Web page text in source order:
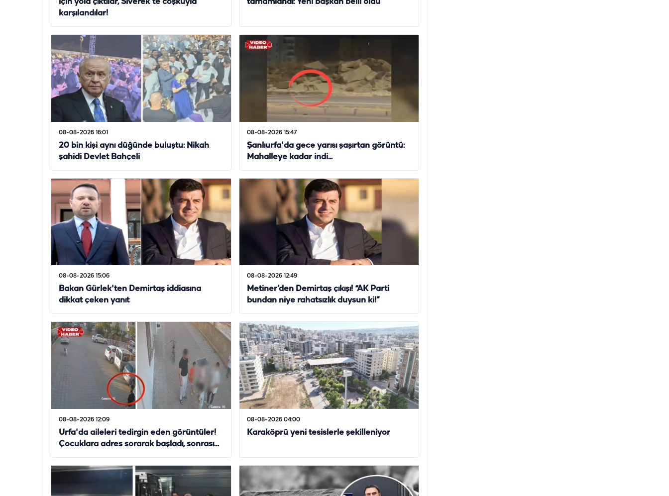
için yola çıktılar, Siverek’te coşkuyla
karşılandılar!
tamamlandı: Yeni başkan belli oldu
08-08-2026 16:01
20 bin kişi aynı düğünde buluştu: Nikah
şahidi Devlet Bahçeli
08-08-2026 15:47
Şanlıurfa'da gece yarısı şaşırtan görüntü:
Mahalleye kadar indi...
08-08-2026 15:06
Bakan Gürlek'ten Demirtaş iddiasına
dikkat çeken yanıt
08-08-2026 12:49
Metiner’den Demirtaş çıkışı! “AK Parti
bundan niye rahatsızlık duysun ki!”
08-08-2026 12:09
Urfa'da aileleri tedirgin eden görüntüler!
Çocuklara adres sorarak başladı, sonrası…
08-08-2026 04:00
Karaköprü yeni tesislerle şekilleniyor